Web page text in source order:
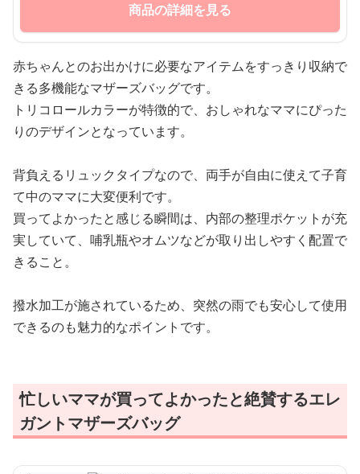
商品の詳細を見る
赤ちゃんとのお出かけに必要なアイテムをすっきり収納で
きる多機能なマザーズバッグです。
トリコロールカラーが特徴的で、おしゃれなママにぴった
りのデザインとなっています。
背負えるリュックタイプなので、両手が自由に使えて子育
て中のママに大変便利です。
買ってよかったと感じる瞬間は、内部の整理ポケットが充
実していて、哺乳瓶やオムツなどが取り出しやすく配置で
きること。
撥水加工が施されているため、突然の雨でも安心して使用
できるのも魅力的なポイントです。
忙しいママが買ってよかったと絶賛するエレ
ガントマザーズバッグ